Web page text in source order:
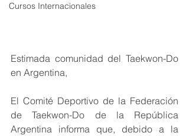
Cursos Internacionales
Estimada comunidad del Taekwon-Do
en Argentina,
El Comité Deportivo de la Federación
de Taekwon-Do de la República
Argentina informa que, debido a la